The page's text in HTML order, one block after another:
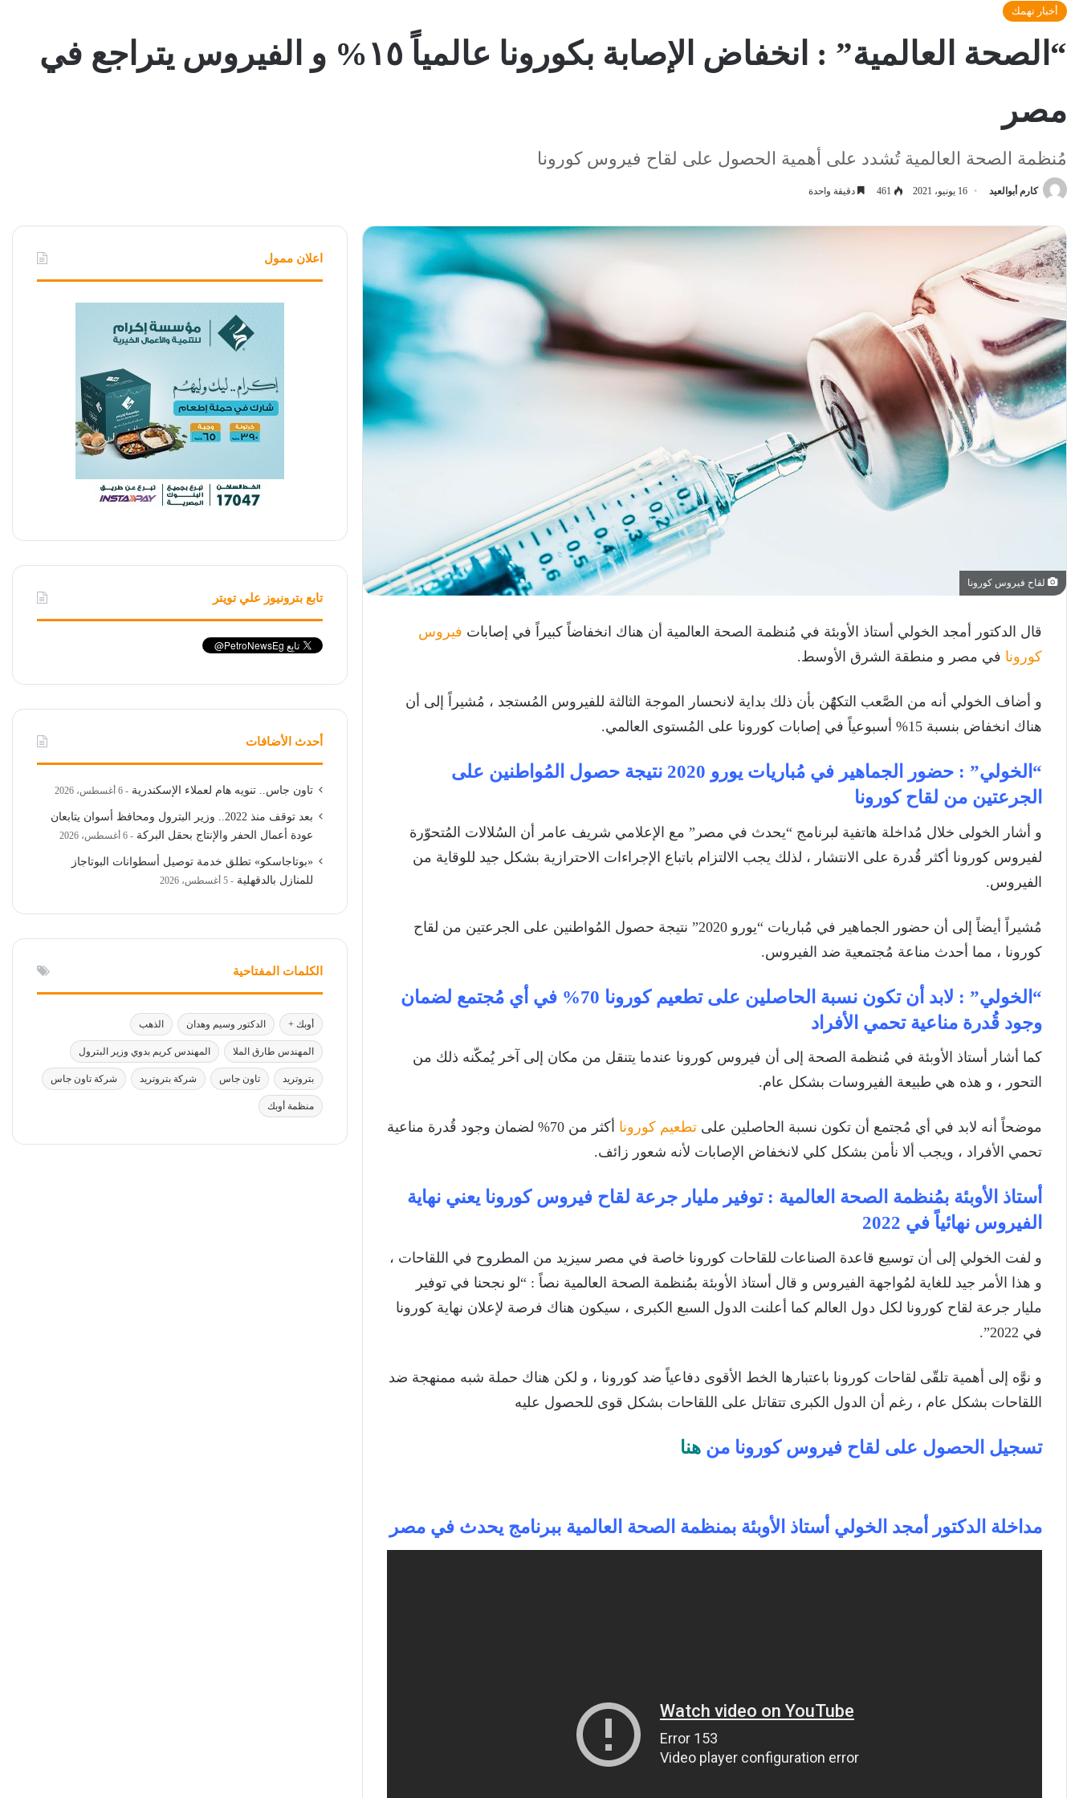
أخبار تهمك
“الصحة العالمية” : انخفاض الإصابة بكورونا عالمياً ١٥% و الفيروس يتراجع في
مصر
مُنظمة الصحة العالمية تُشدد على أهمية الحصول على لقاح فيروس كورونا
كارم أبوالعيد 16 يونيو، 2021 461 دقيقة واحدة
لقاح فيروس كورونا
قال الدكتور أمجد الخولي أستاذ الأوبئة في مُنظمة الصحة العالمية أن هناك انخفاضاً كبيراً في إصابات فيروس
كورونا في مصر و منطقة الشرق الأوسط.
و أضاف الخولي أنه من الصَّعب التكهًُن بأن ذلك بداية لانحسار الموجة الثالثة للفيروس المُستجد ، مُشيراً إلى أن
هناك انخفاض بنسبة 15% أسبوعياً في إصابات كورونا على المُستوى العالمي.
“الخولي” : حضور الجماهير في مُباريات يورو 2020 نتيجة حصول المُواطنين على
الجرعتين من لقاح كورونا
و أشار الخولى خلال مُداخلة هاتفية لبرنامج “يحدث في مصر” مع الإعلامي شريف عامر أن السُلالات المُتحوّرة
لفيروس كورونا أكثر قُدرة على الانتشار ، لذلك يجب الالتزام باتباع الإجراءات الاحترازية بشكل جيد للوقاية من
الفيروس.
مُشيراً أيضاً إلى أن حضور الجماهير في مُباريات “يورو 2020” نتيجة حصول المُواطنين على الجرعتين من لقاح
كورونا ، مما أحدث مناعة مُجتمعية ضد الفيروس.
“الخولي” : لابد أن تكون نسبة الحاصلين على تطعيم كورونا 70% في أي مُجتمع لضمان
وجود قُدرة مناعية تحمي الأفراد
كما أشار أستاذ الأوبئة في مُنظمة الصحة إلى أن فيروس كورونا عندما يتنقل من مكان إلى آخر يُمكّنه ذلك من
التحور ، و هذه هي طبيعة الفيروسات بشكل عام.
موضحاً أنه لابد في أي مُجتمع أن تكون نسبة الحاصلين على تطعيم كورونا
أكثر من 70% لضمان وجود قُدرة مناعية
تحمي الأفراد ، ويجب ألا نأمن بشكل كلي لانخفاض الإصابات لأنه شعور زائف.
أستاذ الأوبئة بمُنظمة الصحة العالمية : توفير مليار جرعة لقاح فيروس كورونا يعني نهاية
الفيروس نهائياً في 2022
و لفت الخولي إلى أن توسيع قاعدة الصناعات للقاحات كورونا خاصة في مصر سيزيد من المطروح في اللقاحات ،
و هذا الأمر جيد للغاية لمُواجهة الفيروس و قال أستاذ الأوبئة بمُنظمة الصحة العالمية نصاً : “لو نجحنا في توفير
مليار جرعة لقاح كورونا لكل دول العالم كما أعلنت الدول السبع الكبرى ، سيكون هناك فرصة لإعلان نهاية كورونا
في 2022”.
و نوَّه إلى أهمية تلقّى لقاحات كورونا باعتبارها الخط الأقوى دفاعياً ضد كورونا ، و لكن هناك حملة شبه ممنهجة ضد
اللقاحات بشكل عام ، رغم أن الدول الكبرى تتقاتل على اللقاحات بشكل قوى للحصول عليه
تسجيل الحصول على لقاح فيروس كورونا من هنا
مداخلة الدكتور أمجد الخولي أستاذ الأوبئة بمنظمة الصحة العالمية ببرنامج يحدث في مصر
اعلان ممول
تابع بترونيوز علي تويتر
أحدث الأضافات
تاون جاس.. تنويه هام لعملاء الإسكندرية 6 أغسطس، 2026
بعد توقف منذ 2022.. وزير البترول ومحافظ أسوان يتابعان
عودة أعمال الحفر والإنتاج بحقل البركة
6 أغسطس، 2026
«بوتاجاسكو» تطلق خدمة توصيل أسطوانات البوتاجاز
للمنازل بالدقهلية
5 أغسطس، 2026
الكلمات المفتاحية
أوبك + الدكتور وسيم وهدان الذهب
المهندس طارق الملا المهندس كريم بدوي وزير البترول
بتروتريد تاون جاس شركة بتروتريد شركة تاون جاس
منظمة أوبك